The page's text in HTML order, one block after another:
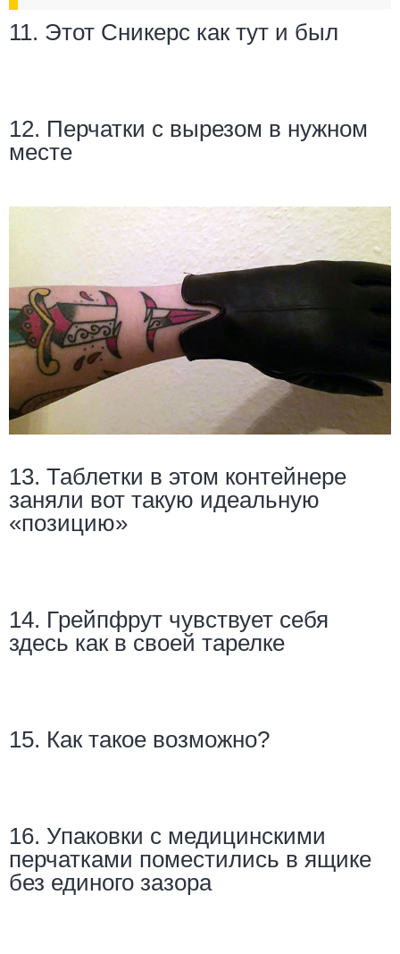
11. Этот Сникерс как тут и был
12. Перчатки с вырезом в нужном
месте
13. Таблетки в этом контейнере
заняли вот такую идеальную
«позицию»
14. Грейпфрут чувствует себя
здесь как в своей тарелке
15. Как такое возможно?
16. Упаковки с медицинскими
перчатками поместились в ящике
без единого зазора